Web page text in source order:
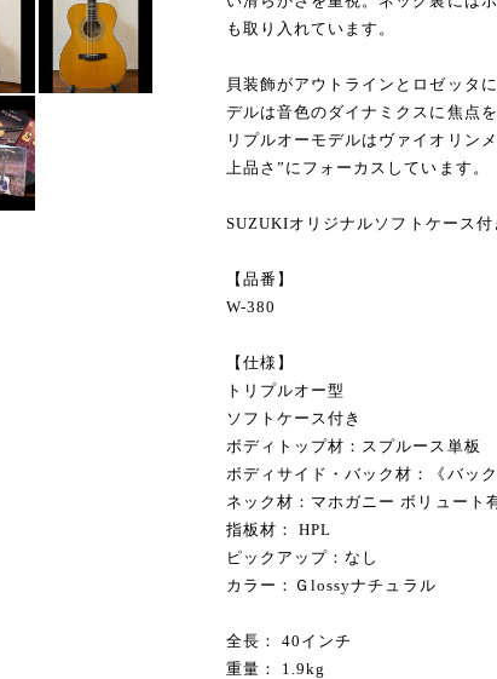
も取り入れています。
貝装飾がアウトラインとロゼッタ
デルは音色のダイナミクスに焦点
リプルオーモデルはヴァイオリン
上品さ”にフォーカスしています。
SUZUKIオリジナルソフトケース付
【品番】
W-380
【仕様】
トリプルオー型
ソフトケース付き
ボディトップ材：スプルース単板
ボディサイド・バック材：《バッ
ネック材：マホガニー ボリュート
指板材： HPL
ピックアップ：なし
カラー：Ｇlossyナチュラル
全長： 40インチ
重量： 1.9kg